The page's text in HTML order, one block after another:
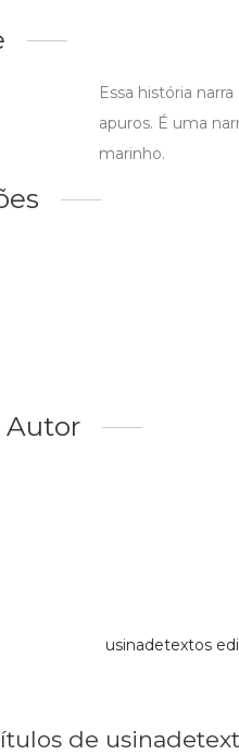
Essa história
apuros. É uma
marinho.
Autor
usinadetextos
de